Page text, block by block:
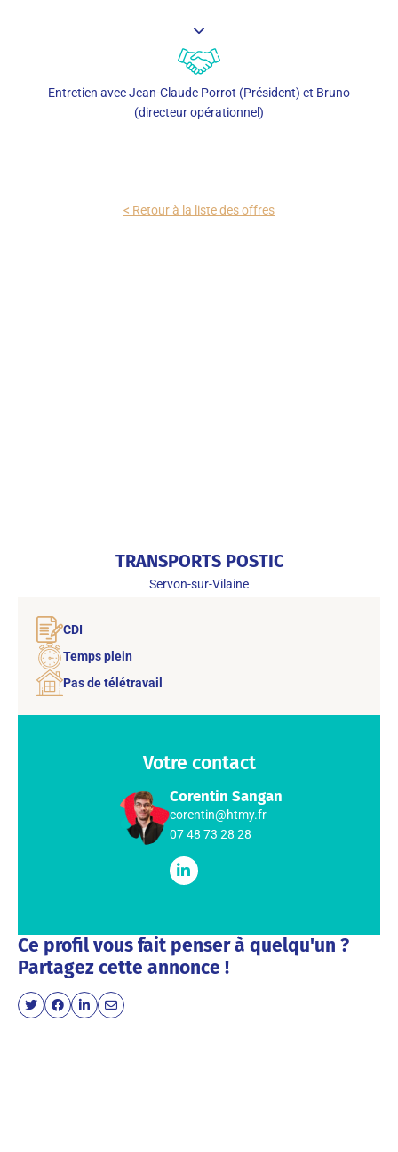
Entretien avec Jean-Claude Porrot (Président) et Bruno
(directeur opérationnel)
< Retour à la liste des offres
TRANSPORTS POSTIC
Servon-sur-Vilaine
CDI
Temps plein
Pas de télétravail
Votre contact
Corentin Sangan
corentin@htmy.fr
07 48 73 28 28
Ce profil vous fait penser à quelqu'un ?
Partagez cette annonce !